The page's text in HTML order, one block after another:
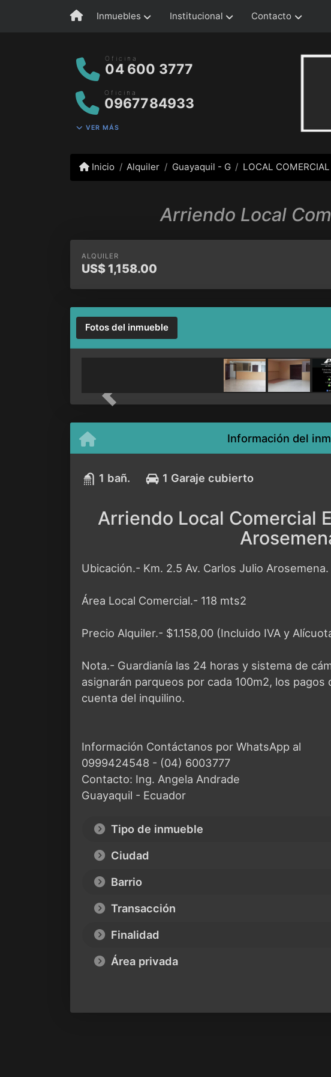
Inmuebles Institucional Contacto
Oficina
04 600 3777
Oficina
0967784933
VER MÁS
Inicio Alquiler Guayaquil - G LOCAL COMERCIAL
Arriendo Local
ALQUILER
US$ 1,158.00
Fotos del inmueble
Previous
Información del
1 bañ. 1 Garaje cubierto
Arriendo Local Comercial
Ubicación.- Km. 2.5 Av. Carlos Julio Arosemena.
Área Local Comercial.- 118 mts2
Precio Alquiler.- $1.158,00 (Incluido IVA y
Nota.- Guardianía las 24 horas y sistema de
asignarán parqueos por cada 100m2, los
cuenta del inquilino.
Información Contáctanos por WhatsApp al
0999424548 - (04) 6003777
Contacto: Ing. Angela Andrade
Guayaquil - Ecuador
Tipo de inmueble
Ciudad
Barrio
Transacción
Finalidad
Área privada